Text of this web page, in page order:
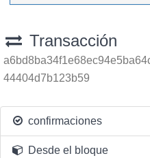
Transacción
44404d7b123b59
confirmaciones
Desde el bloque